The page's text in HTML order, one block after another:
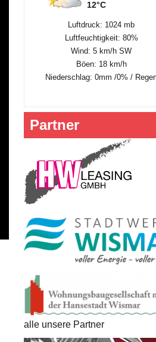
12°C
Luftdruck: 1024 mb
Luftfeuchtigkeit: 80%
Wind: 5 km/h SW
Böen: 18 km/h
Niederschlag:0mm /0% /
Partner
alle unsere Partner